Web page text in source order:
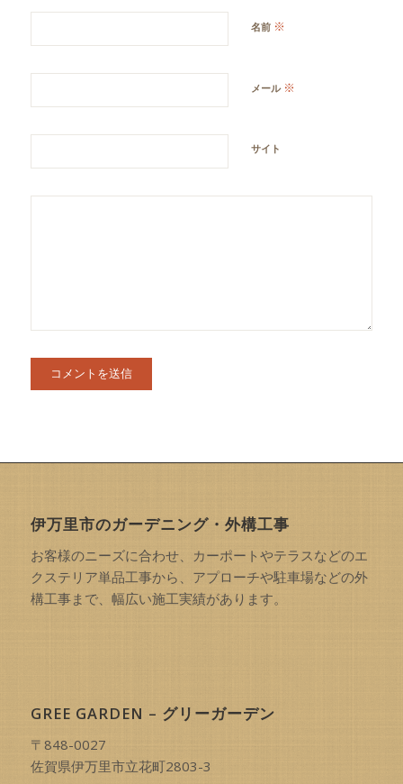
名前 ※
メール ※
サイト
伊万里市のガーデニング・外構工事
お客様のニーズに合わせ、カーポートやテラスなどのエ
クステリア単品工事から、アプローチや駐車場などの外
構工事まで、幅広い施工実績があります。
GREE GARDEN – グリーガーデン
〒848-0027
佐賀県伊万里市立花町2803-3